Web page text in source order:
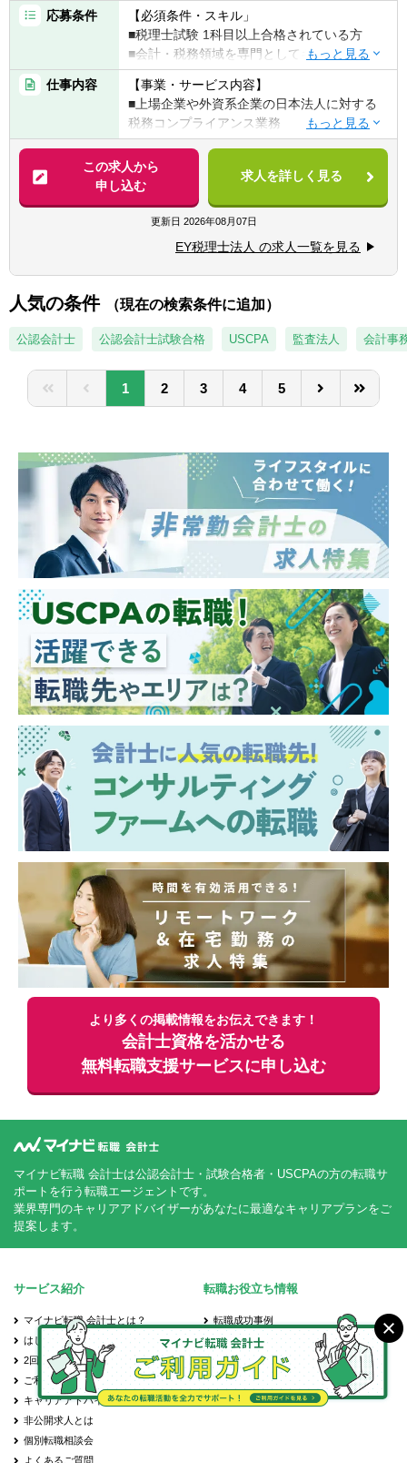
■複雑な税務論点を整理し、分かりやすく伝
える力を身につけたい方
■法改正や制度変更を前向きに捉え、継続的
に自己研鑽できる方
■周囲と協働し、クライアントに寄り添いな
がら最適解を追求できる方
応募条件
【必須条件・スキル」
■税理士試験 1科目以上合格されている方
■会計・税務領域を専門としてキャリア形成
したい方
【歓迎条件・スキル】
■公認会計士試験の受験経験がある方
■会計事務所・税理士法人等でのインターン
経験がある方
■英語でのコミュニケーションに自信がある
方
■複雑な情報を整理し、論点を構造化して説
明できる方
【求める人物像】
ントや社会から長く信頼される税理士を目指
切にする「正しいことを、正しく行う」とい
う姿勢のもと、税務コンプライアンスを通じ
制度を正確に理解するだけでなく、その背景
や論点を捉え、クライアントにとっての最適
解を考え抜く姿勢が求められます。変化の多
い税務環境においても、「兆しをとらえ、未
来をひらく」というミッションを意識し、学
び続けながら専門性を深化させられる方を歓
迎します。
■税理士としてのキャリアを明確に志し、税
務の専門性を深めていきたい方
■正確性・責任感を持ち、粘り強く業務に取
り組める方
■複雑な税務論点を整理し、分かりやすく伝
える力を身につけたい方
■法改正や制度変更を前向きに捉え、継続的
に自己研鑽できる方
■周囲と協働し、クライアントに寄り添いな
がら最適解を追求できる方
仕事内容
【事業・サービス内容】
■上場企業や外資系企業の日本法人に対する
税務コンプライアンス業務
■上記の法人クライアントに対する各種税務
コンサルティング業務 など
【具体的には】
■法人クライアント（上場企業や外資系日本
法人等）に係る税務申告書の作成・レビュー
■上記の法人クライアントに対する税務顧
問・税務相談その他の税務アドバイス
■上記の法人クライアントに対する税務調査
対応
■外国税額控除・タックスヘイヴン税制等の
■組織再編成・連結納税制度に係る各種アド
バイス など
この求人から
申し込む
求人を詳しく見る
更新日 2026年08月07日
EY税理士法人 の求人一覧を見る
人気の条件 （現在の検索条件に追加）
公認会計士 公認会計士試験合格 USCPA 監査法人 会計事
1 2 3 4 5
より多くの掲載情報をお伝えできます！
会計士資格を活かせる
無料転職支援サービスに申し込む
マイナビ転職 会計士は公認会計士・試験合格者・USCPAの方の転職サ
ポートを行う転職エージェントです。
業界専門のキャリアアドバイザーがあなたに最適なキャリアプランをご
提案します。
サービス紹介
マイナビ転職 会計士とは？
はじめての転職
2回目以降の転職
ご利用の流れ
キャリアアドバイザーのご紹介
非公開求人とは
個別転職相談会
よくあるご質問
転職お役立ち情報
転職成功事例
会計士の転職Q&A
転職お役立ち情報
会計士の転職先
年齢別の転職事情